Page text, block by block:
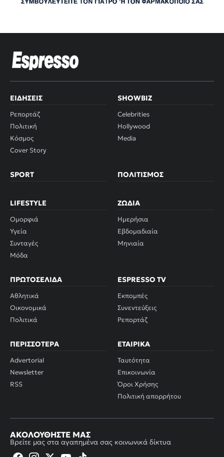
ΕΙΔΉΣΕΙΣ
Ρεπορτάζ
Πολιτική
Κόσμος
Cover Story
SHOWBIZ
Celebrities
Hollywood
Media
SPORT ΠΟΛΙΤΙΣΜΌΣ
LIFESTYLE
Ομορφιά
Υγεία
Συνταγές
Μόδα
ΖΏΔΙΑ
Ημερήσια
Εβδομαδιαία
Μηνιαία
ΠΡΩΤΟΣΈΛΙΔΑ
Αθλητικά
Οικονομικά
Πολιτικά
ESPRESSO TV
Εκπομπές
Συνεντεύξεις
Ρεπορτάζ
ΠΕΡΙΣΣΌΤΕΡΑ
Advertorial
Newsletter
RSS
ΕΤΑΙΡΙΚΆ
Ταυτότητα
Επικοινωνία
Όροι Χρήσης
Πολιτική απορρήτου
ΑΚΟΛΟΥΘΉΣΤΕ ΜΑΣ
Βρείτε μας στα αγαπημένα σας κοινωνικά δίκτυα